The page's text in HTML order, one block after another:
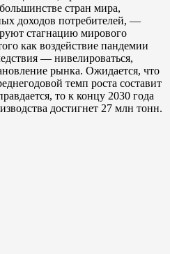
стран мира,
доходов потребителей, —
стагнацию мирового
как воздействие пандемии
— нивелироваться,
рынка. Ожидается, что
темп роста составит
то к концу 2030 года
достигнет 27 млн тонн.